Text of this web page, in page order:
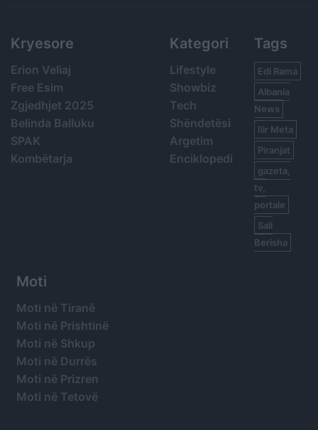
Kryesore
Erion Veliaj
Free Esim
Zgjedhjet 2025
Belinda Balluku
SPAK
Kombëtarja
Kategori
Lifestyle
Showbiz
Tech
Shëndetësi
Argetim
Enciklopedi
Tags
Edi Rama
Albania
News
Ilir Meta
Piranjat
gazeta,
tv,
portale
Sali
Berisha
Moti
Moti në Tiranë
Moti në Prishtinë
Moti në Shkup
Moti në Durrës
Moti në Prizren
Moti në Tetovë